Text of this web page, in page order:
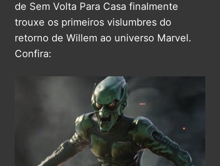
de Sem Volta Para Casa finalmente
trouxe os primeiros vislumbres do
retorno de Willem ao universo Marvel.
Confira: